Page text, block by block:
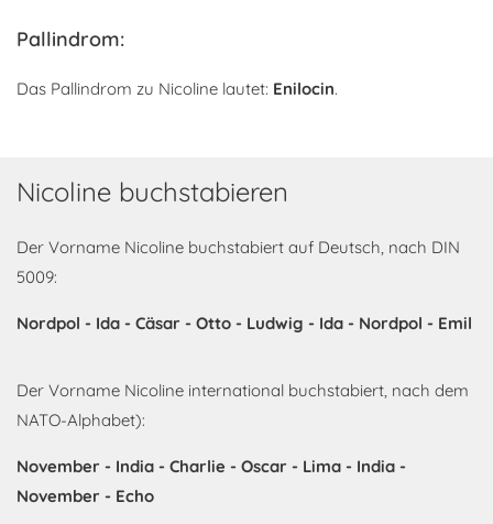
Pallindrom:
Das Pallindrom zu Nicoline lautet: Enilocin.
Nicoline buchstabieren
Der Vorname Nicoline buchstabiert auf Deutsch, nach DIN
5009:
Nordpol - Ida - Cäsar - Otto - Ludwig - Ida - Nordpol - Emil
Der Vorname Nicoline international buchstabiert, nach dem
NATO-Alphabet):
November - India - Charlie - Oscar - Lima - India -
November - Echo